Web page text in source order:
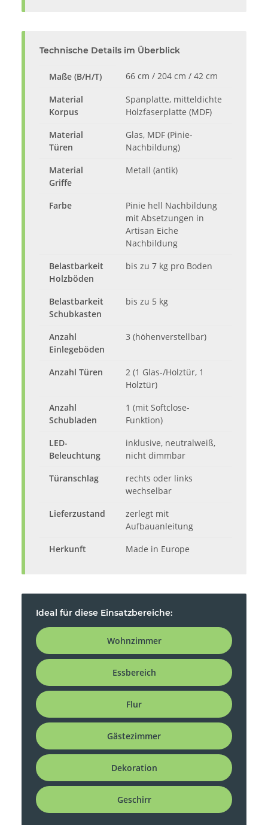
Technische Details im Überblick
Maße (B/H/T) 66 cm / 204 cm / 42 cm
Material
Korpus
Spanplatte, mitteldichte
Holzfaserplatte (MDF)
Material
Türen
Glas, MDF (Pinie-
Nachbildung)
Material
Griffe
Metall (antik)
Farbe
Pinie hell Nachbildung
mit Absetzungen in
Artisan Eiche
Nachbildung
Belastbarkeit
Holzböden
bis zu 7 kg pro Boden
Belastbarkeit
Schubkasten
bis zu 5 kg
Anzahl
Einlegeböden
3 (höhenverstellbar)
Anzahl Türen
2 (1 Glas-/Holztür, 1
Holztür)
Anzahl
Schubladen
1 (mit Softclose-
Funktion)
LED-
Beleuchtung
inklusive, neutralweiß,
nicht dimmbar
Türanschlag
rechts oder links
wechselbar
Lieferzustand
zerlegt mit
Aufbauanleitung
Herkunft
Made in Europe
Ideal für diese Einsatzbereiche:
Wohnzimmer
Essbereich
Flur
Gästezimmer
Dekoration
Geschirr